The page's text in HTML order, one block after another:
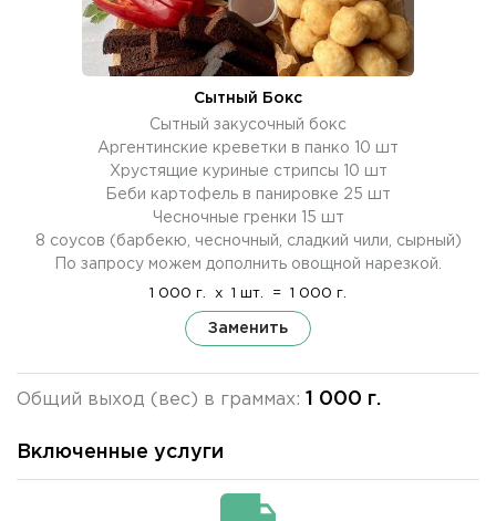
Сытный Бокс
Сытный закусочный бокс
Аргентинские креветки в панко 10 шт
Хрустящие куриные стрипсы 10 шт
Беби картофель в панировке 25 шт
Чесночные гренки 15 шт
8 соусов (барбекю, чесночный, сладкий чили, сырный)
По запросу можем дополнить овощной нарезкой.
1 000 г. x 1 шт. = 1 000 г.
Заменить
Общий выход (вес) в граммах: 1 000 г.
Включенные услуги